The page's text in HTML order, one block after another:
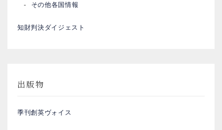
その他各国情報
知財判決ダイジェスト
出版物
季刊創英ヴォイス